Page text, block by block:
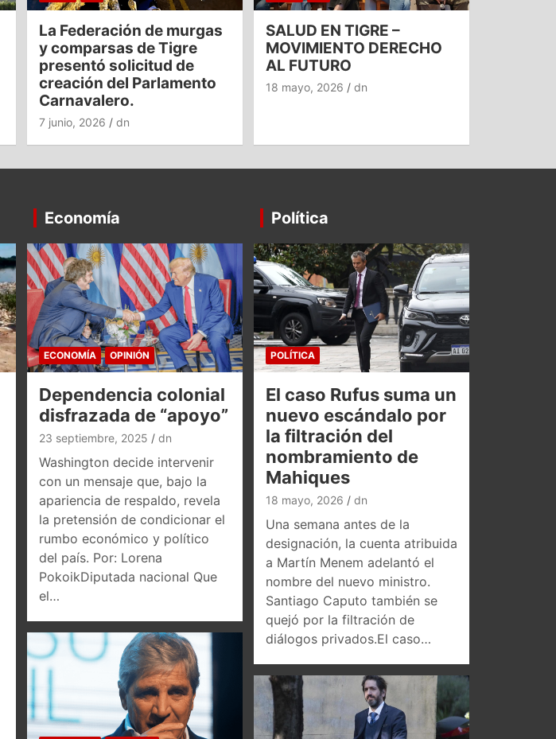
La Federación de murgas
y comparsas de Tigre
presentó solicitud de
creación del Parlamento
Carnavalero.
7 junio, 2026 dn
SALUD EN TIGRE –
MOVIMIENTO DERECHO
AL FUTURO
18 mayo, 2026 dn
Economía
ECONOMÍA OPINIÓN
Dependencia colonial
disfrazada de “apoyo”
23 septiembre, 2025 dn
Washington decide intervenir
con un mensaje que, bajo la
apariencia de respaldo, revela
la pretensión de condicionar el
rumbo económico y político
del país. Por: Lorena
PokoikDiputada nacional Que
el…
Política
POLÍTICA
El caso Rufus suma un
nuevo escándalo por
la filtración del
nombramiento de
Mahiques
18 mayo, 2026 dn
Una semana antes de la
designación, la cuenta atribuida
a Martín Menem adelantó el
nombre del nuevo ministro.
Santiago Caputo también se
quejó por la filtración de
diálogos privados.El caso…